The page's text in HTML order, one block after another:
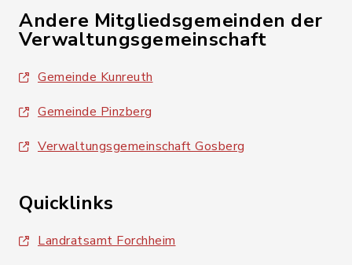
Andere Mitgliedsgemeinden der
Verwaltungsgemeinschaft
Gemeinde Kunreuth
Gemeinde Pinzberg
Verwaltungsgemeinschaft Gosberg
Quicklinks
Landratsamt Forchheim